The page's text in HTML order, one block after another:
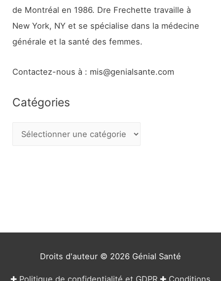
de Montréal en 1986. Dre Frechette travaille à
New York, NY et se spécialise dans la médecine
générale et la santé des femmes.
Contactez-nous à : mis@genialsante.com
Catégories
Droits d'auteur © 2026 Génial Santé